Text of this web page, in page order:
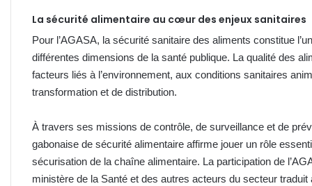
La sécurité alimentaire au cœur des enjeux sanitaires
Pour l’AGASA, la sécurité sanitaire des aliments constitue
différentes dimensions de la santé publique. La qualité des
facteurs liés à l’environnement, aux conditions sanitaires
transformation et de distribution.
À travers ses missions de contrôle, de surveillance et de
gabonaise de sécurité alimentaire affirme jouer un rôle
sécurisation de la chaîne alimentaire. La participation de
ministère de la Santé et des autres acteurs du secteur